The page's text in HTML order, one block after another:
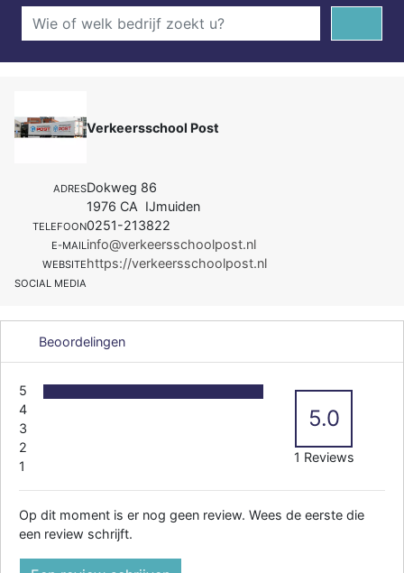
Verkeersschool Post
ADRESDokweg 86
1976 CA IJmuiden
TELEFOON0251-213822
E-MAILinfo@verkeersschoolpost.nl
WEBSITEhttps://verkeersschoolpost.nl
SOCIAL MEDIA
Beoordelingen
5
4
3
2
1
5.0
1 Reviews
Op dit moment is er nog geen review. Wees de eerste die
een review schrijft.